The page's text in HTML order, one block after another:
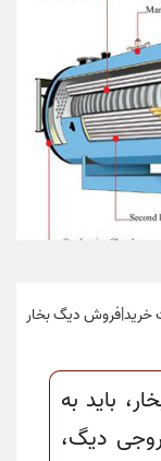
باید به
دیگ،